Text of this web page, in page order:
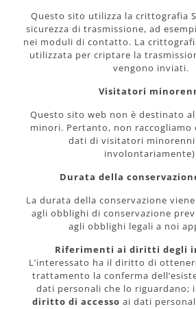
Questo sito utilizza la crittografia
sicurezza di trasmissione, ad
nei moduli di contatto. La
utilizzata per criptare la
vengono inviati.
Visitatori
Questo sito web non è destinato
minori. Pertanto, non raccogliamo
dati di visitatori minorenni
Durata della
La durata della conservazione
agli obblighi di conservazione
agli obblighi legali a noi
Riferimenti ai diritti degli
L’interessato ha il diritto di
trattamento la conferma
dati personali che lo riguardano;
diritto di accesso ai dati